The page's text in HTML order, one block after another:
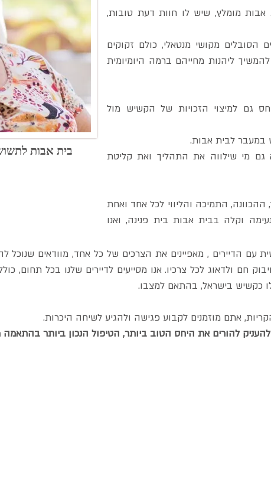
אבות מומלץ, שיש לו חוות דעת טובות,
הסובלים מקושי מנטאלי, כולם זקוקים
ליהנות מחייהם ברמה היומיומית
גם למיצוי הזכויות של הקשיש מול
במעבר לבית אבות.
גם מי שילווה את התהליך ואת קליטת
ההכוונה, התמיכה והליווי לכל אחד ואחת
וקלה בבית אבות בית פנינה, ואנו
בית אבות
עם הדיירים , מאפיינים את הצרכים של כל אחד, מוודאים שנוכל
חם ולדאוג לכל צרכיו. אנו מסייעים לדיירים שלנו בכל תחום,
כקשיש בישראל, בהתאם למצבו.
אתם מוזמנים לקבוע פגישה ולהגיע לשיחה היכרות.
להורים את היחס הטוב ביותר, הטיפול הנכון ביותר